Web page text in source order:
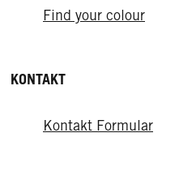
Find your colour
KONTAKT
Kontakt Formular